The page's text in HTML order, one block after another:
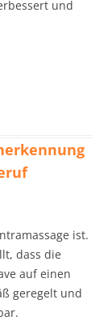
und
ist.
dass die
auf einen
geregelt und